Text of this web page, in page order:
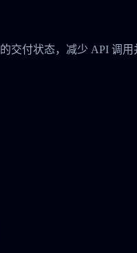
交付状态，减少 API 调